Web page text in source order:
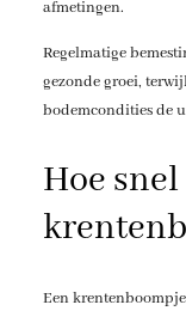
afmetingen.
Regelmatige
gezonde groei,
bodemcondities de
Hoe
Een